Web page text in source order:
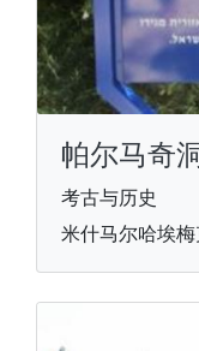
帕尔马奇
考古与历史
米什马尔哈埃